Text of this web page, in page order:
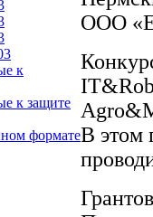
к
к защите
формате
ООО
В этом